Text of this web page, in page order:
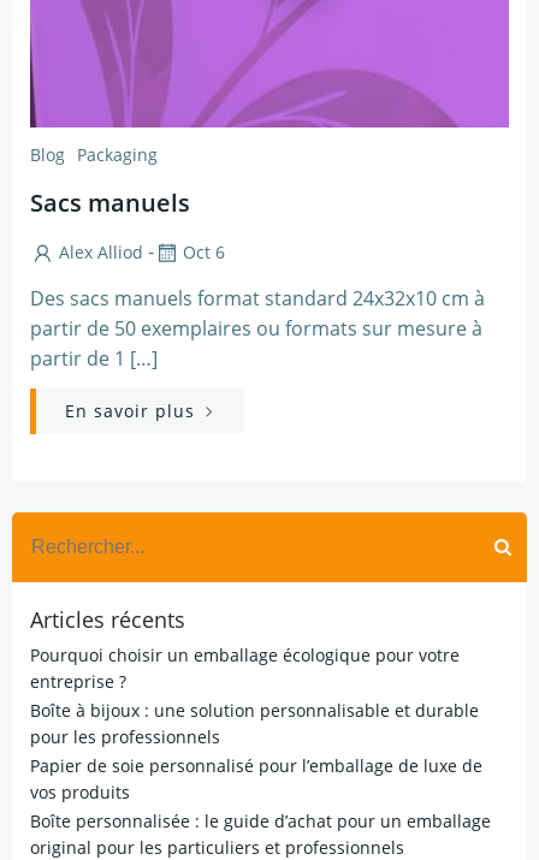
Blog Packaging
Sacs manuels
Alex Alliod - Oct 6
Des sacs manuels format standard 24x32x10 cm à
partir de 50 exemplaires ou formats sur mesure à
partir de 1 […]
En savoir plus
Search
for:
Articles récents
Pourquoi choisir un emballage écologique pour votre
entreprise ?
Boîte à bijoux : une solution personnalisable et durable
pour les professionnels
Papier de soie personnalisé pour l’emballage de luxe de
vos produits
Boîte personnalisée : le guide d’achat pour un emballage
original pour les particuliers et professionnels